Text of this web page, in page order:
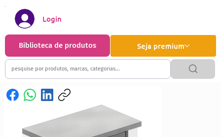
Seja premium
Biblioteca de produtos
Login